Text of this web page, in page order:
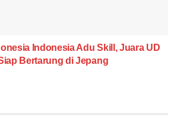
Indonesia Adu Skill, Juara UD
Bertarung di Jepang